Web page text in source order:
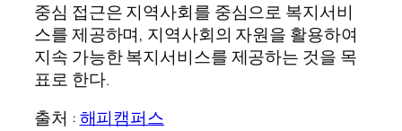
중심 접근은 지역사회를 중심으로 복지서비
스를 제공하며, 지역사회의 자원을 활용하여
지속 가능한 복지서비스를 제공하는 것을 목
표로 한다.
출처 :해피캠퍼스